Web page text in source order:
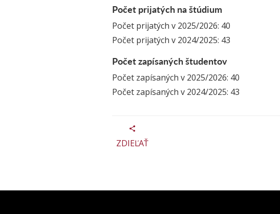
Počet prijatých na štúdium
Počet prijatých v 2025/2026: 40
Počet prijatých v 2024/2025: 43
Počet zapísaných študentov
Počet zapísaných v 2025/2026: 40
Počet zapísaných v 2024/2025: 43
ZDIEĽAŤ